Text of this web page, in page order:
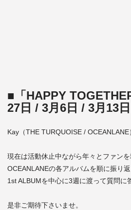
■「HAPPY
27日 / 3月6日 / 3月13
Kay（THE TURQUOISE / OCEANLANE
現在は活動休止中ながら年々とファン
OCEANLANEの各アルバムを順に振り
1st ALBUMを中心に3週に渡って質問に
是非ご期待下さいませ。